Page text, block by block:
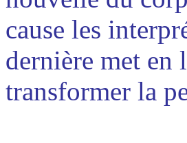
cause les
dernière met en
transformer la